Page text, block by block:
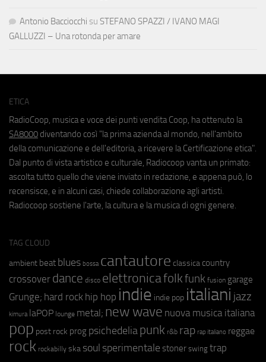
Antonio Bacciocchi su STEFANO SPAZZI / IVANO MAGI
GALLUZZI – Una rotonda per amare
ETICA
RadioCoop, musica e voce dei punti vendita Coop, ha ottenuto la
SA8000 diventando così "la prima azienda al mondo, nell'ambito
della comunicazione e dell'editoria, a ricevere la Certificazione etica".
Dal punto di vista artistico e culturale, Radiocoop vanta un primato:
ascolta tutto quello che viene inviato in redazione, e appena può, lo
recensisce, e in alcuni casi, chiede collaborazione agli artisti.
Radiocoop sostiene l'arte, la cultura e la musica di ogni genere.
TAG CLOUD
ambient beat blues bossa cantautore classica country
crossover dance disco elettronicafolkfunk fusion garage
Grunge; hard rock hip hop indie indie pop italiani jazz
kimura laPOP lounge metal; new wave nuova musica italiana
pop post rock prog psichedeliapunk r&b rap rap italiano reggae
rock rockabilly ska soul sperimentale stoner swing trap